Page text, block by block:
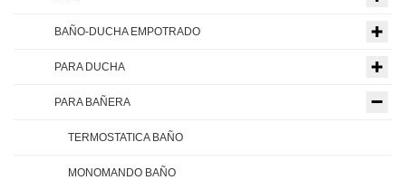
BAÑO-DUCHA EMPOTRADO
PARA DUCHA
PARA BAÑERA
TERMOSTATICA BAÑO
MONOMANDO BAÑO